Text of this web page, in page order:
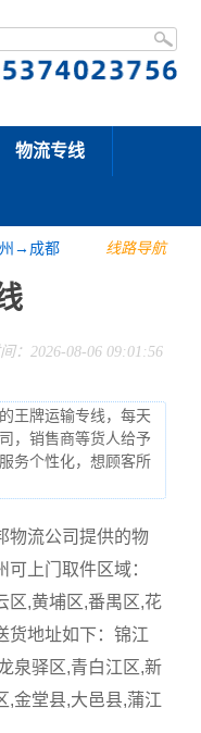
物流专线
线路导航
→成都
：2026-08-06 09:01:56
王牌运输专线，每天
，销售商等货人给予
务个性化，想顾客所
物流公司提供的物
上门取件区域：
区,黄埔区,番禺区,花
货地址如下：锦江
泉驿区,青白江区,新
,金堂县,大邑县,蒲江